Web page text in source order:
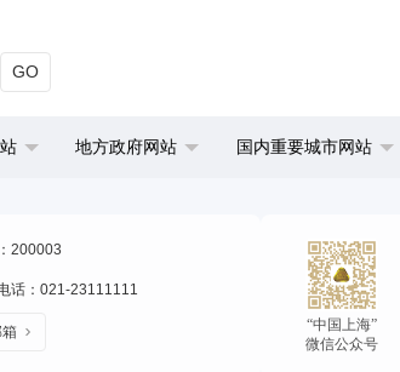
GO
地方政府网站 国内重要城市网站
200003
话：021-23111111
“中国上海”
微信公众号